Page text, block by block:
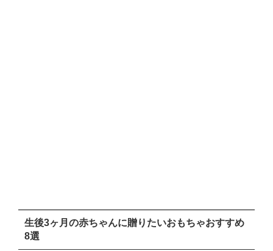
生後3ヶ月の赤ちゃんに贈りたいおもちゃおすすめ
8選